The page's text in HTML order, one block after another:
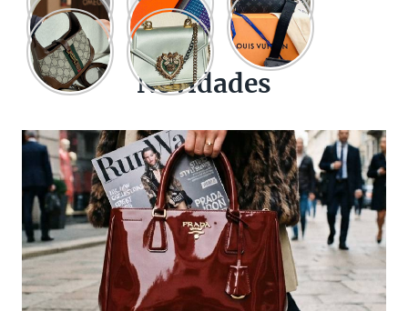
Novidades